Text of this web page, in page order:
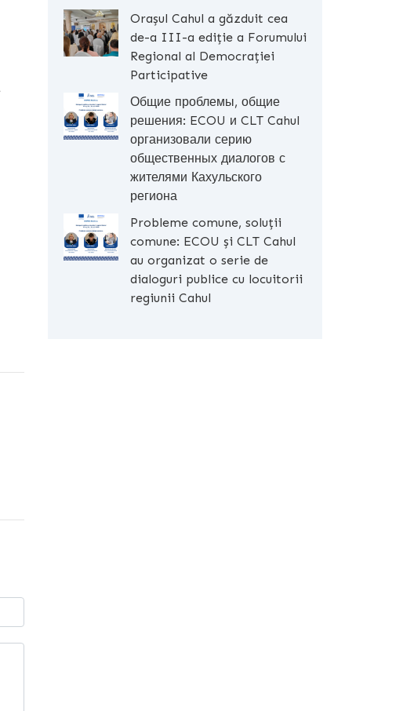
Orașul Cahul a găzduit cea
de-a III-a ediție a Forumului
Regional al Democrației
Participative
Общие проблемы, общие
решения: ECOU и CLT Cahul
организовали серию
общественных диалогов с
жителями Кахульского
региона
Probleme comune, soluții
comune: ECOU și CLT Cahul
au organizat o serie de
dialoguri publice cu locuitorii
regiunii Cahul